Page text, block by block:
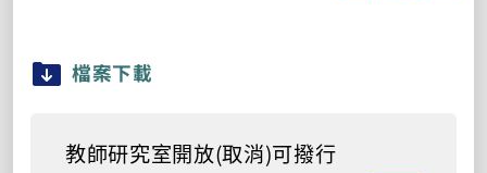
檔案下載
教師研究室開放(取消)可撥行